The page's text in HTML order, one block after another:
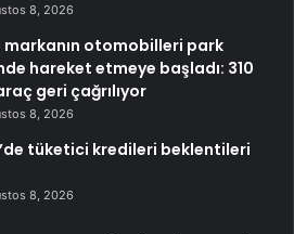
8, 2026
markanın otomobilleri park
hareket etmeye başladı: 310
geri çağrılıyor
8, 2026
tüketici kredileri beklentileri
8, 2026